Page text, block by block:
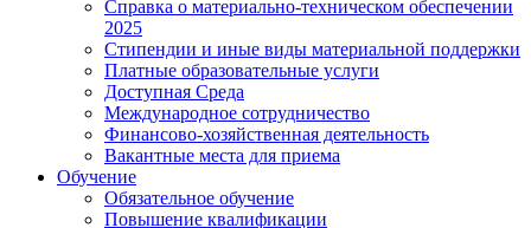
Справка о материально-техническом обеспечении
2025
Стипендии и иные виды материальной поддержки
Платные образовательные услуги
Доступная Среда
Международное сотрудничество
Финансово-хозяйственная деятельность
Вакантные места для приема
Обучение
Обязательное обучение
Повышение квалификации